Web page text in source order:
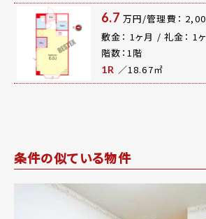
6.7 万円/管理費：
敷金： 1ヶ月 / 礼金： 1
階数：1階
1R ／18.67㎡
条件の似ている物件